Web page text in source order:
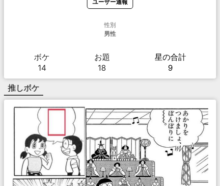
ユーザー通報
性別
男性
ボケ
14
お題
18
星の合計
9
推しボケ